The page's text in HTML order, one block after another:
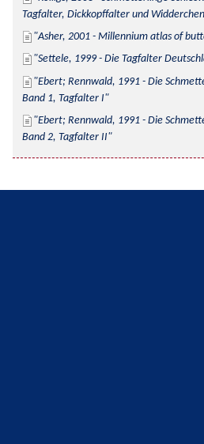
Tagfalter, Dickkopffalter und Widderchen
Asher, 2001 - Millennium atlas of
Settele, 1999 - Die Tagfalter
Ebert; Rennwald, 1991 - Die
Band 1, Tagfalter I
Ebert; Rennwald, 1991 - Die
Band 2, Tagfalter II